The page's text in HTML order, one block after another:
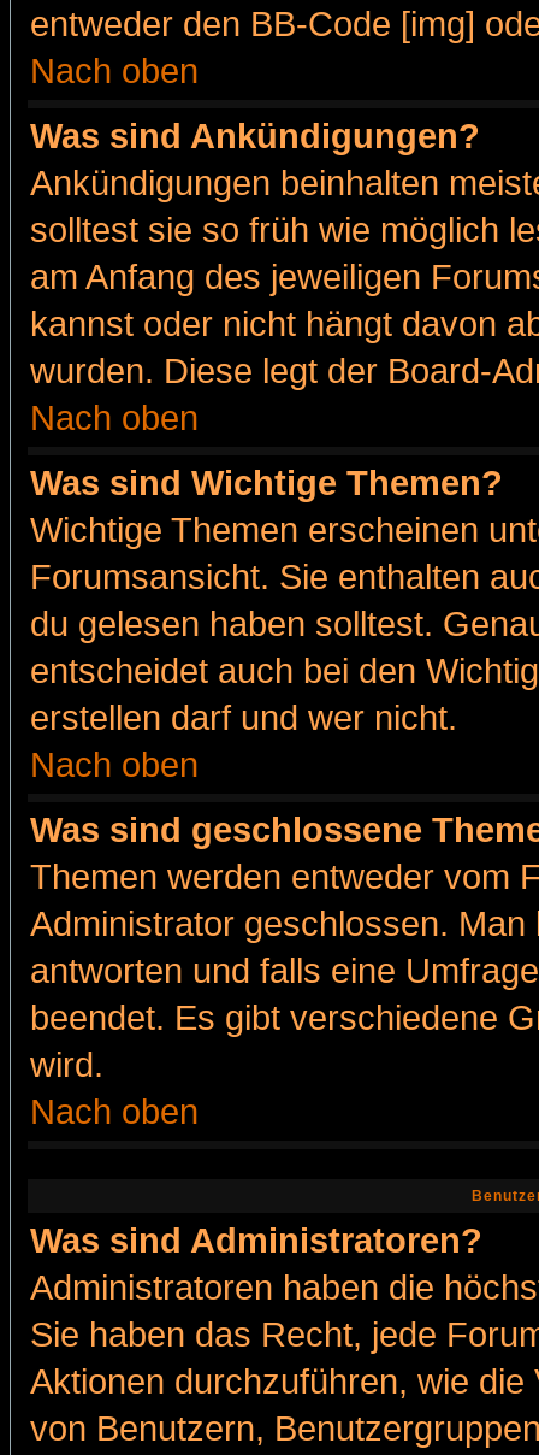
entweder den BB-Code [img]
Nach oben
Was sind Ankündigungen?
Ankündigungen beinhalten
solltest sie so früh wie möglich
am Anfang des jeweiligen
kannst oder nicht hängt davon
wurden. Diese legt der Board-
Nach oben
Was sind Wichtige Themen?
Wichtige Themen erscheinen
Forumsansicht. Sie enthalten
du gelesen haben solltest.
entscheidet auch bei den
erstellen darf und wer nicht.
Nach oben
Was sind geschlossene
Themen werden entweder vom
Administrator geschlossen.
antworten und falls eine
beendet. Es gibt verschiedene
wird.
Nach oben
Was sind Administratoren?
Administratoren haben die
Sie haben das Recht, jede
Aktionen durchzuführen, wie
von Benutzern,